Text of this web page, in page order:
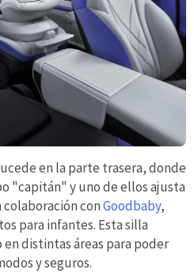
en la parte trasera, donde
"capitán" y uno de ellos ajusta
colaboración conGoodbaby,
para infantes. Esta silla
distintas áreas para poder
y seguros.